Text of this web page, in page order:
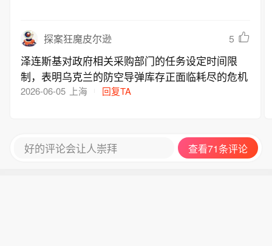
探案狂魔皮尔逊 5
泽连斯基对政府相关采购部门的任务设定时间限
制，表明乌克兰的防空导弹库存正面临耗尽的危机
2026-06-05 上海 回复TA
好的评论会让人崇拜 查看71条评论